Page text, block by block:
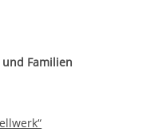
Familien